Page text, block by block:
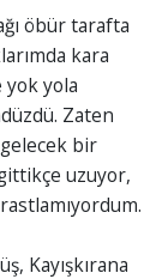
öbür tarafta
kara
yok yola
Zaten
bir
uzuyor,
Kayışkırana